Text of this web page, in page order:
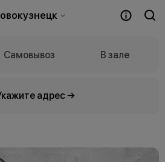
Самовывоз В зале
адрес →